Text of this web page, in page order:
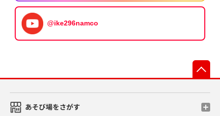
@ike296namco
あそび場をさがす